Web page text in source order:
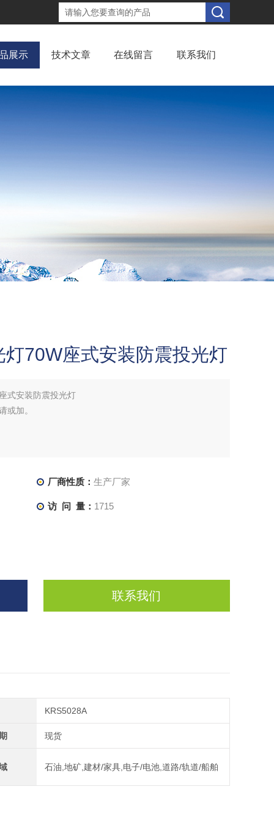
展示 技术文章 在线留言 联系我们
70W座式安装防震投光灯
式安装防震投光灯
或加。
厂商性质： 生产厂家
访 问 量： 1715
联系我们
KRS5028A
现货
石油,地矿,建材/家具,电子/电池,道路/轨道/船舶